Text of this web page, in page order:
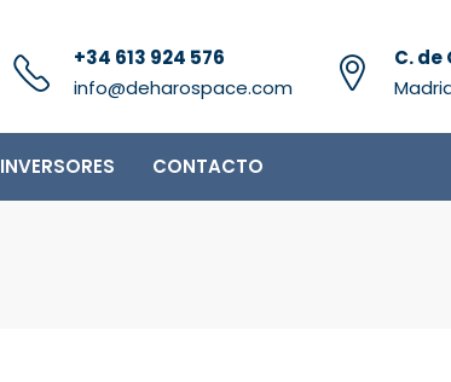
+34 613 924 576
info@deharospace.com
C. de
INVERSORES CONTACTO